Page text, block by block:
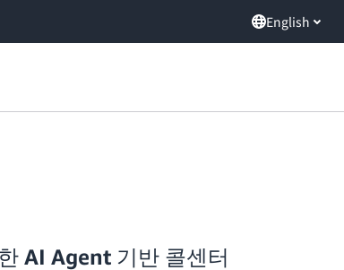
English
AI Agent 기반 콜센터